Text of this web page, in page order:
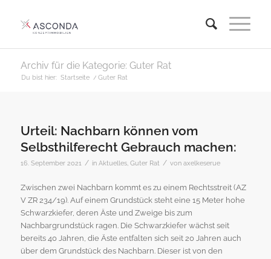
Archiv für die Kategorie: Guter Rat
Du bist hier: Startseite / Guter Rat
Urteil: Nachbarn können vom
Selbsthilferecht Gebrauch machen:
16. September 2021 / in Aktuelles, Guter Rat / von axelkeserue
Zwischen zwei Nachbarn kommt es zu einem Rechtsstreit (AZ
V ZR 234/19). Auf einem Grundstück steht eine 15 Meter hohe
Schwarzkiefer, deren Äste und Zweige bis zum
Nachbargrundstück ragen. Die Schwarzkiefer wächst seit
bereits 40 Jahren, die Äste entfalten sich seit 20 Jahren auch
über dem Grundstück des Nachbarn. Dieser ist von den